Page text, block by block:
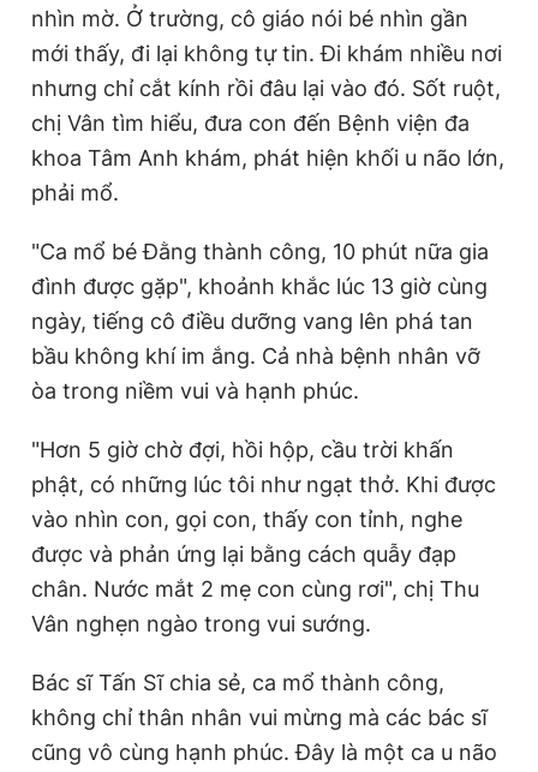
nhìn mờ. Ở trường, cô giáo nói bé nhìn gần
mới thấy, đi lại không tự tin. Đi khám nhiều nơi
nhưng chỉ cắt kính rồi đâu lại vào đó. Sốt ruột,
chị Vân tìm hiểu, đưa con đến Bệnh viện đa
khoa Tâm Anh khám, phát hiện khối u não lớn,
phải mổ.
"Ca mổ bé Đằng thành công, 10 phút nữa gia
đình được gặp", khoảnh khắc lúc 13 giờ cùng
ngày, tiếng cô điều dưỡng vang lên phá tan
bầu không khí im ắng. Cả nhà bệnh nhân vỡ
òa trong niềm vui và hạnh phúc.
"Hơn 5 giờ chờ đợi, hồi hộp, cầu trời khấn
phật, có những lúc tôi như ngạt thở. Khi được
vào nhìn con, gọi con, thấy con tỉnh, nghe
được và phản ứng lại bằng cách quẫy đạp
chân. Nước mắt 2 mẹ con cùng rơi", chị Thu
Vân nghẹn ngào trong vui sướng.
Bác sĩ Tấn Sĩ chia sẻ, ca mổ thành công,
không chỉ thân nhân vui mừng mà các bác sĩ
cũng vô cùng hạnh phúc. Đây là một ca u não